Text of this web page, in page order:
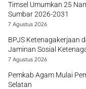
Timsel Umumkan 25
Sumbar 2026-2031
7 Agustus 2026
BPJS Ketenagakerjaan
Jaminan Sosial
7 Agustus 2026
Pemkab Agam Mulai
Selatan